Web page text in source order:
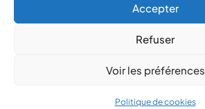
Accepter
Refuser
Voir les préférences
Politique de cookies
© 2026 Aspect Aquitaine